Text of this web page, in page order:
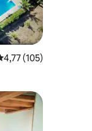
: 4,67 sur 5
moyenne
4,77 (105)
appréciés